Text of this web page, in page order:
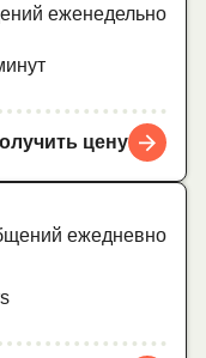
еженедельно
цену
ежедневно